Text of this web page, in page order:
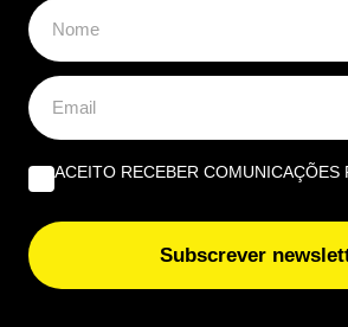
data pode beneficiar de um
ÚLTIMAS NOTÍCIAS
“É o local perfeito”: britânicos consideram
em Portugal um dos melhores destinos para
reformados
ACEITO RECEBER COMUNICAÇÕES
Subscrever